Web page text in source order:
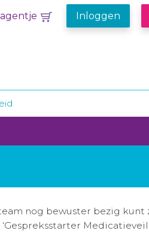
Inloggen
nog bewuster bezig kunt